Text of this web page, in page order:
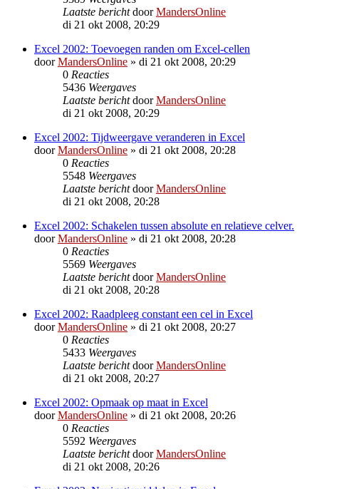
Laatste berichtdoorMandersOnline
di 21 okt 2008, 20:29
Excel 2002: Toevoegen randen om Excel-cellen
doorMandersOnline » di 21 okt 2008, 20:29
0 Reacties
5436 Weergaves
Laatste berichtdoorMandersOnline
di 21 okt 2008, 20:29
Excel 2002: Tijdweergave veranderen in Excel
doorMandersOnline » di 21 okt 2008, 20:28
0 Reacties
5548 Weergaves
Laatste berichtdoorMandersOnline
di 21 okt 2008, 20:28
Excel 2002: Schakelen tussen absolute en relatieve celver.
doorMandersOnline » di 21 okt 2008, 20:28
0 Reacties
5569 Weergaves
Laatste berichtdoorMandersOnline
di 21 okt 2008, 20:28
Excel 2002: Raadpleeg constant een cel in Excel
doorMandersOnline » di 21 okt 2008, 20:27
0 Reacties
5433 Weergaves
Laatste berichtdoorMandersOnline
di 21 okt 2008, 20:27
Excel 2002: Opmaak op maat in Excel
doorMandersOnline » di 21 okt 2008, 20:26
0 Reacties
5592 Weergaves
Laatste berichtdoorMandersOnline
di 21 okt 2008, 20:26